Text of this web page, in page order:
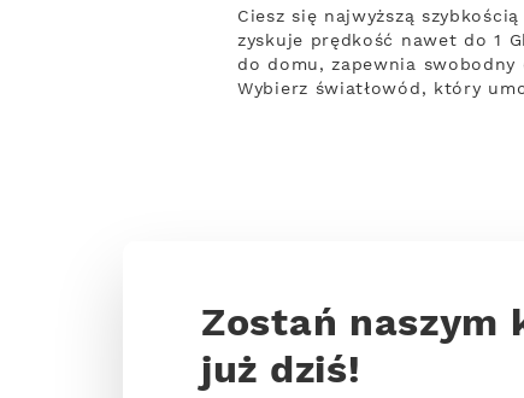
Ciesz się najwyższą
zyskuje prędkość nawet do 1
do domu, zapewnia
Wybierz światłowód, który
Zostań naszym
już dziś!